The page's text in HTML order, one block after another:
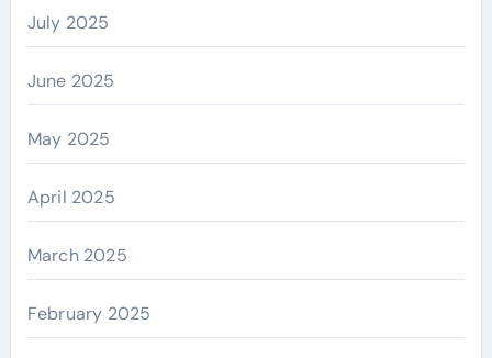
July 2025
June 2025
May 2025
April 2025
March 2025
February 2025